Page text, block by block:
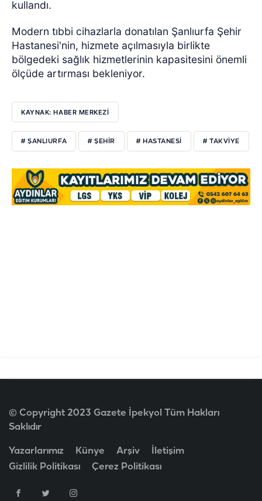
kullandı.
Modern tıbbi cihazlarla donatılan Şanlıurfa Şehir
Hastanesi'nin, hizmete açılmasıyla birlikte
bölgedeki sağlık hizmetlerinin kapasitesini önemli
ölçüde artırması bekleniyor.
KAYNAK: HABER MERKEZİ
# ŞANLIURFA # ŞEHİR # HASTANESİ # TAKVİYE
© Copyright 2023 Gazete İpekyol Tüm Hakları
Saklıdır
Yazarlarımız Künye Arşiv
İletişim
Gizlilik Politikası
Çerez Politikası